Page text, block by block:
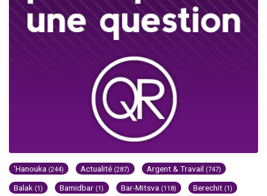
'Hanouka (244) Actualité (287) Argent & Travail (747)
Balak (1) Bamidbar (1) Bar-Mitsva (118) Berechit (1)